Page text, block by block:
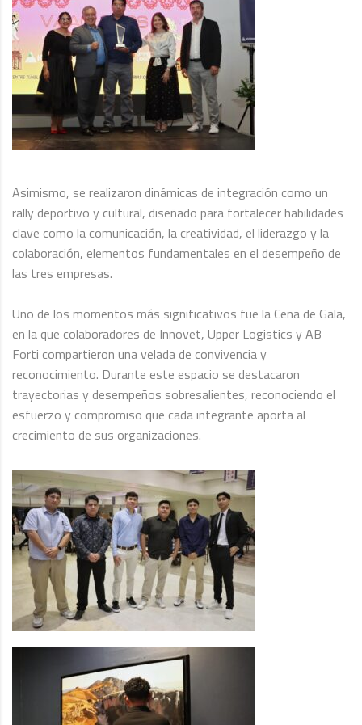
Asimismo, se realizaron dinámicas de integración como un
rally deportivo y cultural, diseñado para fortalecer habilidades
clave como la comunicación, la creatividad, el liderazgo y la
colaboración, elementos fundamentales en el desempeño de
las tres empresas.
Uno de los momentos más significativos fue la Cena de Gala,
en la que colaboradores de Innovet, Upper Logistics y AB
Forti compartieron una velada de convivencia y
reconocimiento. Durante este espacio se destacaron
trayectorias y desempeños sobresalientes, reconociendo el
esfuerzo y compromiso que cada integrante aporta al
crecimiento de sus organizaciones.